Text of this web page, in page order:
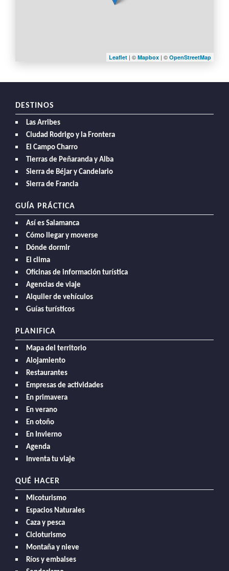
Leaflet | © Mapbox | © OpenStreetMap
DESTINOS
Las Arribes
Ciudad Rodrigo y la Frontera
El Campo Charro
Tierras de Peñaranda y Alba
Sierra de Béjar y Candelario
Sierra de Francia
GUÍA PRÁCTICA
Así es Salamanca
Cómo llegar y moverse
Dónde dormir
El clima
Oficinas de información turística
Agencias de viaje
Alquiler de vehículos
Guías turísticos
PLANIFICA
Mapa del territorio
Alojamiento
Restaurantes
Empresas de actividades
En primavera
En verano
En otoño
En Invierno
Agenda
Inventa tu viaje
QUÉ HACER
Micoturismo
Espacios Naturales
Caza y pesca
Cicloturismo
Montaña y nieve
Ríos y embalses